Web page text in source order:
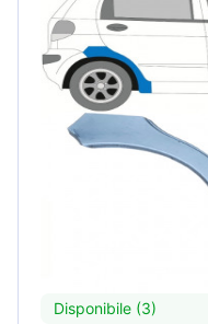
Disponibile (3)